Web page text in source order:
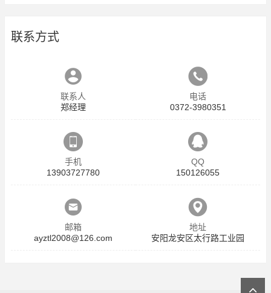
联系方式
联系人
郑经理
电话
0372-3980351
手机
13903727780
QQ
150126055
邮箱
ayztl2008@126.com
地址
安阳龙安区太行路工业园